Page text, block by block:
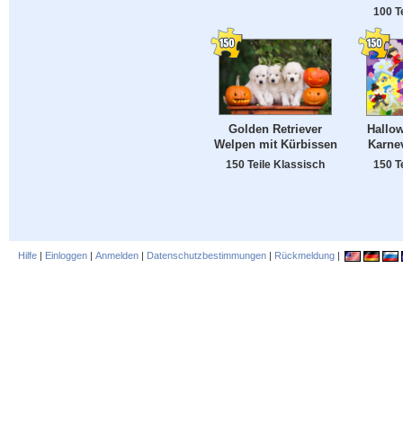
100
Golden Retriever
Welpen mit Kürbissen
150 Teile Klassisch 150
Hilfe | Einloggen | Anmelden | Datenschutzbestimmungen | Rückmeldung |